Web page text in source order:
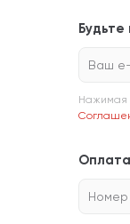
Будьте
Ваш
Нажимая
Номер